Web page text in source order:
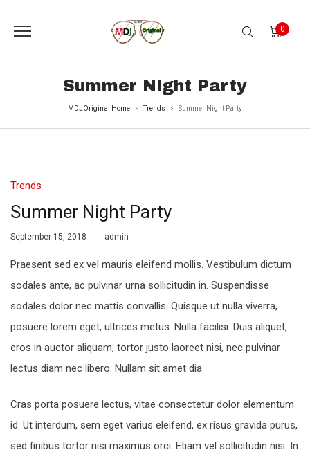
0
Summer Night Party
MDJOriginal Home > Trends > Summer Night Party
Posted
in
Trends
Summer Night Party
Posted
September 15, 2018 admin
Praesent sed ex vel mauris eleifend mollis. Vestibulum dictum
sodales ante, ac pulvinar urna sollicitudin in. Suspendisse
sodales dolor nec mattis convallis. Quisque ut nulla viverra,
posuere lorem eget, ultrices metus. Nulla facilisi. Duis aliquet,
eros in auctor aliquam, tortor justo laoreet nisi, nec pulvinar
lectus diam nec libero. Nullam sit amet dia
Cras porta posuere lectus, vitae consectetur dolor elementum
id. Ut interdum, sem eget varius eleifend, ex risus gravida purus,
sed finibus tortor nisi maximus orci. Etiam vel sollicitudin nisi. In